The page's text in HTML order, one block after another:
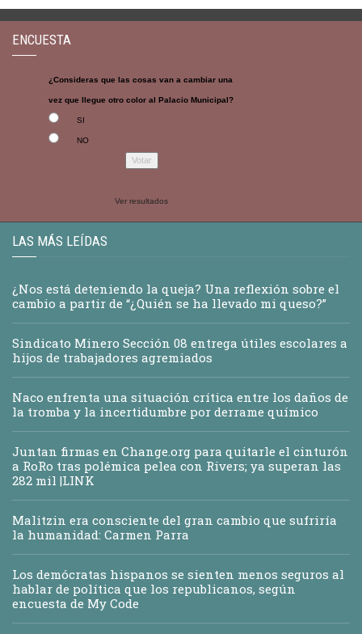
ENCUESTA
¿Consideras que las cosas van a cambiar una
vez que llegue otro color al Palacio Municipal?
SI
NO
Ver resultados
LAS MÁS LEÍDAS
¿Nos está deteniendo la queja? Una reflexión sobre el
cambio a partir de “¿Quién se ha llevado mi queso?”
Sindicato Minero Sección 08 entrega útiles escolares a
hijos de trabajadores agremiados
Naco enfrenta una situación crítica entre los daños de
la tromba y la incertidumbre por derrame químico
Juntan firmas en Change.org para quitarle el cinturón
a RoRo tras polémica pelea con Rivers; ya superan las
282 mil |LINK
Malitzin era consciente del gran cambio que sufriría
la humanidad: Carmen Parra
Los demócratas hispanos se sienten menos seguros al
hablar de política que los republicanos, según
encuesta de My Code